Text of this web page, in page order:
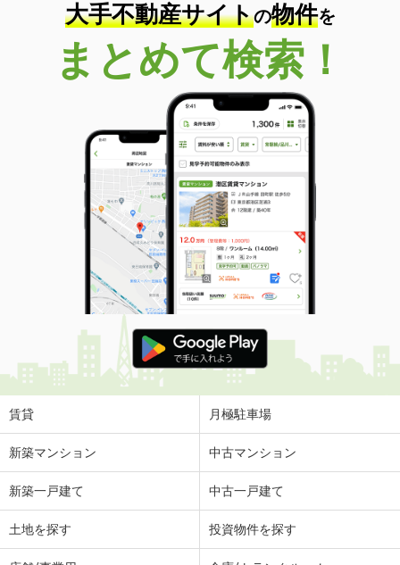
大手不動産サイトの物件を
まとめて検索！
賃貸 月極駐車場
新築マンション 中古マンション
新築一戸建て 中古一戸建て
土地を探す 投資物件を探す